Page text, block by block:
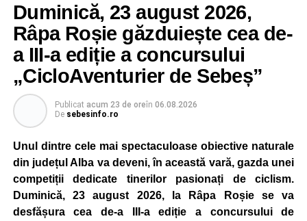
Duminică, 23 august 2026,
Râpa Roșie găzduiește cea de-
a III-a ediție a concursului
„CicloAventurier de Sebeș”
Publicat acum 23 de oreîn 06.08.2026
De sebesinfo.ro
Unul dintre cele mai spectaculoase obiective naturale
din județul Alba va deveni, în această vară, gazda unei
competiții dedicate tinerilor pasionați de ciclism.
Duminică, 23 august 2026, la Râpa Roșie se va
desfășura cea de-a III-a ediție a concursului de